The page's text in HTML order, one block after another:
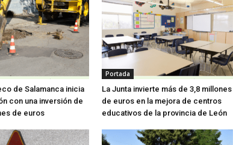
de Salamanca inicia
con una inversión de
de euros
Portada
La Junta invierte más de 3,8 millones
de euros en la mejora de centros
educativos de la provincia de León